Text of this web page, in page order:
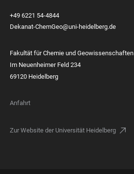
+49 6221 54-4844
Dekanat-ChemGeo@uni-heidelberg.de
Fakultät für Chemie und Geowissenschaften
Im Neuenheimer Feld 234
69120 Heidelberg
Anfahrt
Zur Website der Universität Heidelberg